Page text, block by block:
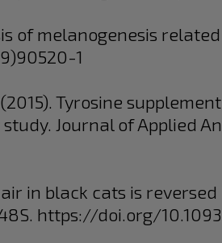
of melanogenesis related
1
Tyrosine
Journal of Applied
in black cats is
https://doi.org/